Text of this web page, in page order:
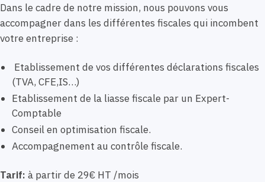
Dans le cadre de notre mission, nous pouvons vous
accompagner dans les différentes fiscales qui incombent
votre entreprise :
Etablissement de vos différentes déclarations fiscales
(TVA, CFE,IS…)
Etablissement de la liasse fiscale par un Expert-
Comptable
Conseil en optimisation fiscale.
Accompagnement au contrôle fiscale.
Tarif: à partir de 29€ HT /mois